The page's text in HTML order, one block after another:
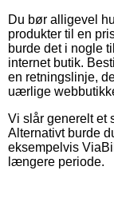
Du bør alligevel
produkter til en
burde det i nogle
internet butik.
en retningslinje,
uærlige
Vi slår generelt et
Alternativt burde
eksempelvis
længere periode.